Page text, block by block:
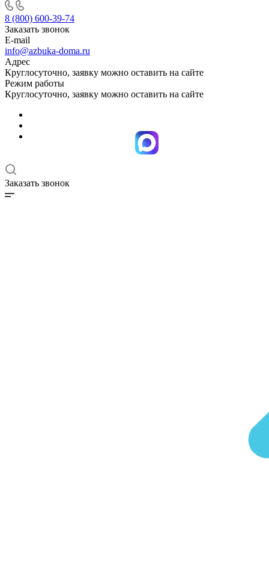
8 (800) 600-39-74
Заказать звонок
E-mail
info@azbuka-doma.ru
Адрес
Круглосуточно, заявку можно оставить на сайте
Режим работы
Круглосуточно, заявку можно оставить на сайте
Заказать звонок